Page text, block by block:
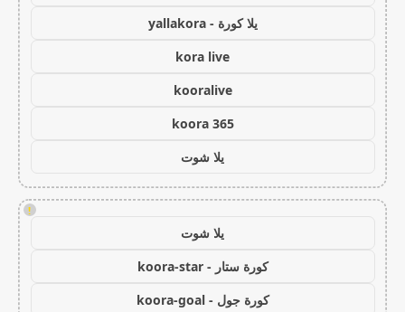
يلا كورة - yallakora
kora live
kooralive
koora 365
يلا شوت
!
يلا شوت
كورة ستار - koora-star
كورة جول - koora-goal